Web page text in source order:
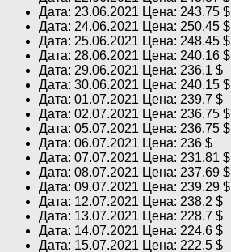
Дата: 23.06.2021 Цена: 243.75 $
Дата: 24.06.2021 Цена: 250.45 $
Дата: 25.06.2021 Цена: 248.45 $
Дата: 28.06.2021 Цена: 240.16 $
Дата: 29.06.2021 Цена: 236.1 $
Дата: 30.06.2021 Цена: 240.15 $
Дата: 01.07.2021 Цена: 239.7 $
Дата: 02.07.2021 Цена: 236.75 $
Дата: 05.07.2021 Цена: 236.75 $
Дата: 06.07.2021 Цена: 236 $
Дата: 07.07.2021 Цена: 231.81 $
Дата: 08.07.2021 Цена: 237.69 $
Дата: 09.07.2021 Цена: 239.29 $
Дата: 12.07.2021 Цена: 238.2 $
Дата: 13.07.2021 Цена: 228.7 $
Дата: 14.07.2021 Цена: 224.6 $
Дата: 15.07.2021 Цена: 222.5 $